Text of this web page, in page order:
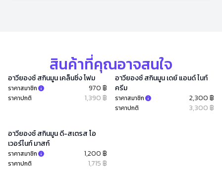
สินค้าที่คุณอาจสนใจ
อาวียองซ์ สกินมูน เคล็นซิ่ง โฟม
ราคาสมาชิก 970 ฿
ราคาปกติ 1,390 ฿
อาวียองซ์ สกินมูน เดย์ แอนด์ ไนท์
ครีม
ราคาสมาชิก 2,300 ฿
ราคาปกติ 3,300 ฿
อาวียองซ์ สกินมูน ดี-สเตรส โอ
เวอร์ไนท์ มาสก์
ราคาสมาชิก 1,200 ฿
ราคาปกติ 1,715 ฿